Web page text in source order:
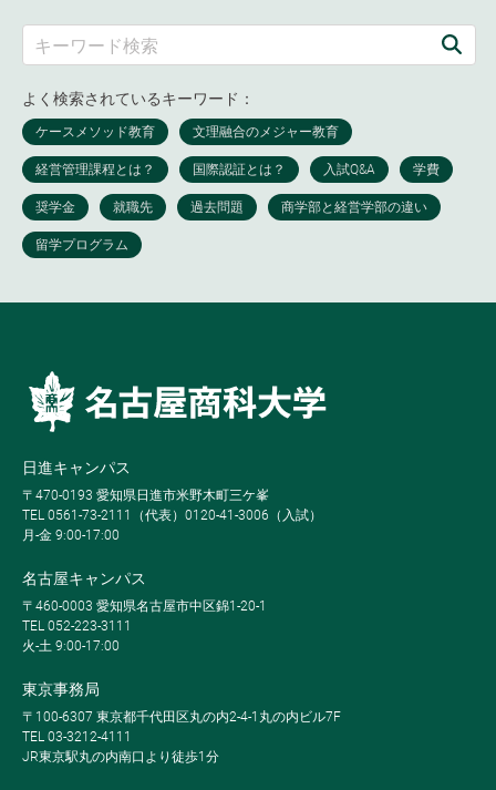
よく検索されているキーワード：
日進キャンパス
〒470-0193 愛知県日進市米野木町三ケ峯
TEL 0561-73-2111（代表）0120-41-3006（入試）
月-金 9:00-17:00
名古屋キャンパス
〒460-0003 愛知県名古屋市中区錦1-20-1
TEL 052-223-3111
火-土 9:00-17:00
東京事務局
〒100-6307 東京都千代田区丸の内2-4-1丸の内ビル7F
TEL 03-3212-4111
JR東京駅丸の内南口より徒歩1分